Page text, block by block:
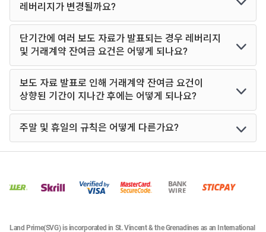
레버리지가 변경될까요?
단기간에 여러 보도 자료가 발표되는 경우 레버리지
및 거래계약 잔여금 요건은 어떻게 되나요?
보도 자료 발표로 인해 거래계약 잔여금 요건이
상향된 기간이 지나간 후에는 어떻게 되나요?
주말 및 휴일의 규칙은 어떻게 다른가요?
Land Prime(SVG) is incorporated in St. Vincent & the Grenadines as an International